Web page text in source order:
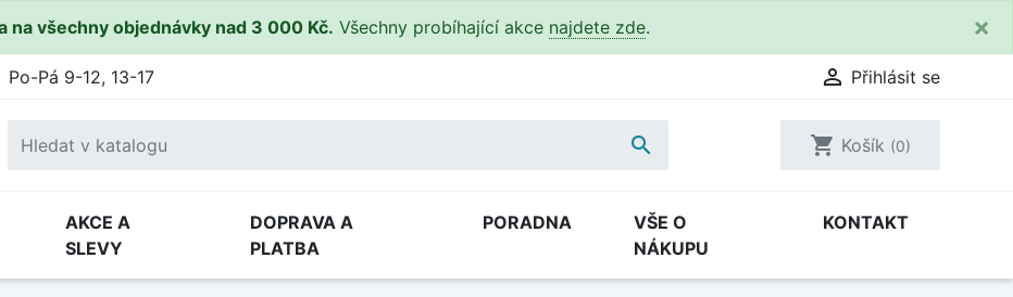
na všechny objednávky nad 3 000 Kč. Všechny probíhající akce najdete zde. ×
Po-Pá 9-12, 13-17  Přihlásit se
 shopping_cart Košík (0)
AKCE A
SLEVY
DOPRAVA A
PLATBA
PORADNA
VŠE O
NÁKUPU
KONTAKT